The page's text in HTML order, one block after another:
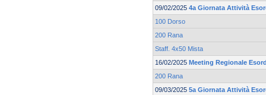
09/02/2025 4a Giornata Attività
100 Dorso
200 Rana
Staff. 4x50 Mista
16/02/2025 Meeting Regionale
200 Rana
09/03/2025 5a Giornata Attività